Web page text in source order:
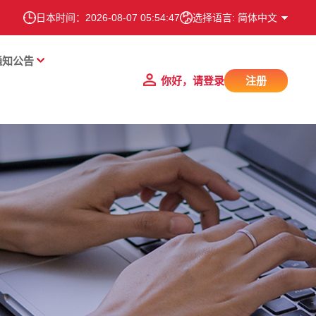
日本时间： 2026-08-07 05:54:48 选择语言: 简体中文
知公告
你好，请登录
注册